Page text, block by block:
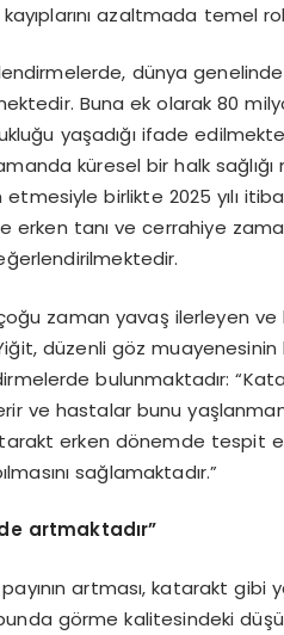
azaltmada temel
dünya genelinde
Buna ek olarak 80
yaşadığı ifade
küresel bir halk
birlikte 2025 yılı
tanı ve cerrahiye
zaman yavaş ilerleyen
düzenli göz
bulunmaktadır:
ve hastalar bunu
erken dönemde tespit
sağlamaktadır.”
artmaktadır”
artması, katarakt gibi
görme kalitesindeki